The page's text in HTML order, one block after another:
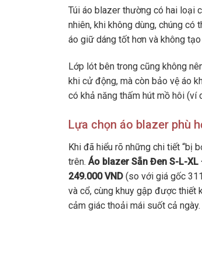
Túi áo blazer thường có hai loại
nhiên, khi không dùng, chúng
áo giữ dáng tốt hơn và không
Lớp lót bên trong cũng không
khi cử động, mà còn bảo vệ áo
có khả năng thấm hút mồ hôi
Lựa chọn áo blazer phù
Khi đã hiểu rõ những chi tiết “bị
trên. Áo blazer Sẵn Đen S-L-XL
249.000 VND (so với giá gốc
và cổ, cùng khuy gập được thiết
cảm giác thoải mái suốt cả ngày.